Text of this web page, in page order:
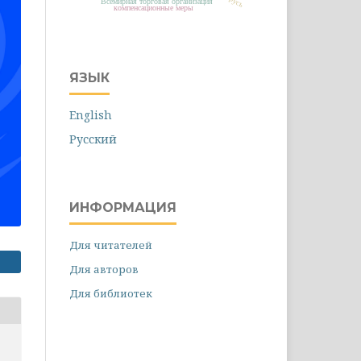
компенсационные меры
ЯЗЫК
English
Русский
ИНФОРМАЦИЯ
Для читателей
Для авторов
Для библиотек